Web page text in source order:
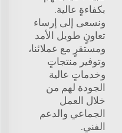
بكفاءةٍ عالية.
ونسعى إلى إرساء
تعاونٍ طويل الأمد
ومستقرٍ مع عملائنا،
وتوفير منتجاتٍ
وخدماتٍ عالية
الجودة لهم من
خلال العمل
الجماعي والدعم
الفني.